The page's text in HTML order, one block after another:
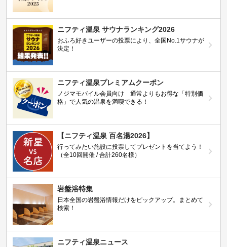
ニフティ温泉 サウナランキング2026
おふろ好きユーザーの投票により、全国No.1サウナが
決定！
ニフティ温泉プレミアムクーポン
ノジマモバイル会員向け 通常よりもお得な「特別価
格」で人気の温泉を満喫できる！
【ニフティ温泉 百名湯2026】
行ってみたい施設に投票してプレゼントを当てよう！
（全10回開催 / 合計260名様）
岩盤浴特集
日本全国の岩盤浴情報だけをピックアップ。まとめて
検索！
ニフティ温泉ニュース